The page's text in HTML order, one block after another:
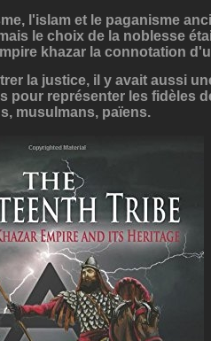
l'islam et le paganisme
le choix de la noblesse
khazar la connotation
la justice, il y avait aussi
pour représenter les fidèles
musulmans, païens.